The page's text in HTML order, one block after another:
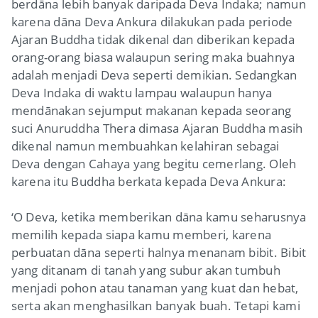
berdāna lebih banyak daripada Deva Indaka; namun
karena dāna Deva Ankura dilakukan pada periode
Ajaran Buddha tidak dikenal dan diberikan kepada
orang-orang biasa walaupun sering maka buahnya
adalah menjadi Deva seperti demikian. Sedangkan
Deva Indaka di waktu lampau walaupun hanya
mendānakan sejumput makanan kepada seorang
suci Anuruddha Thera dimasa Ajaran Buddha masih
dikenal namun membuahkan kelahiran sebagai
Deva dengan Cahaya yang begitu cemerlang. Oleh
karena itu Buddha berkata kepada Deva Ankura:
‘O Deva, ketika memberikan dāna kamu seharusnya
memilih kepada siapa kamu memberi, karena
perbuatan dāna seperti halnya menanam bibit. Bibit
yang ditanam di tanah yang subur akan tumbuh
menjadi pohon atau tanaman yang kuat dan hebat,
serta akan menghasilkan banyak buah. Tetapi kami